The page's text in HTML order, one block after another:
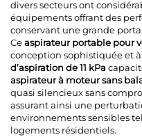
divers secteurs ont
équipements offrant des
conservant une grande
Ceaspirateur portable pour
conception sophistiquée et
d’aspiration de 11 kPa
aspirateur à moteur sans
quasi silencieux sans
assurant ainsi une
environnements sensibles
logements résidentiels.